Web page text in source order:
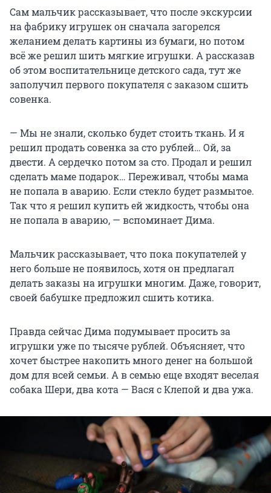
Сам мальчик рассказывает, что после экскурсии
на фабрику игрушек он сначала загорелся
желанием делать картины из бумаги, но потом
всё же решил шить мягкие игрушки. А рассказав
об этом воспитательнице детского сада, тут же
заполучил первого покупателя с заказом сшить
совенка.
— Мы не знали, сколько будет стоить ткань. И я
решил продать совенка за сто рублей… Ой, за
двести. А сердечко потом за сто. Продал и решил
сделать маме подарок… Переживал, чтобы мама
не попала в аварию. Если стекло будет размытое.
Так что я решил купить ей жидкость, чтобы она
не попала в аварию, — вспоминает Дима.
Мальчик рассказывает, что пока покупателей у
него больше не появилось, хотя он предлагал
делать заказы на игрушки многим. Даже, говорит,
своей бабушке предложил сшить котика.
Правда сейчас Дима подумывает просить за
игрушки уже по тысяче рублей. Объясняет, что
хочет быстрее накопить много денег на большой
дом для всей семьи. А в семью еще входят веселая
собака Шери, два кота — Вася с Клепой и два ужа.